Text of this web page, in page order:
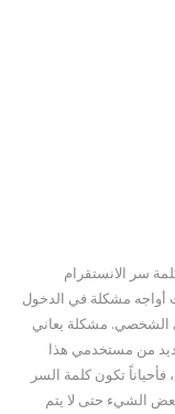
سر الانستقرام
أواجه مشكلة في الدخول
الشخصي. مشكلة يعاني
من مستخدمي هذا
فأحياناً تكون كلمة السر
الشيء حتى لا يتم